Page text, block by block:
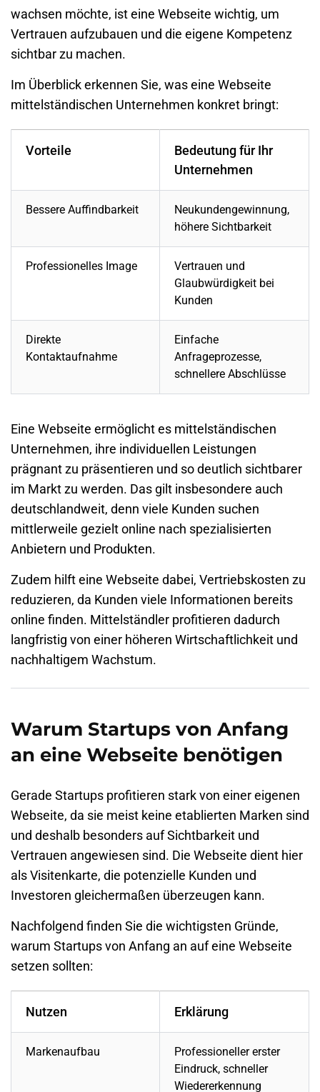
wachsen möchte, ist eine Webseite wichtig, um
Vertrauen aufzubauen und die eigene Kompetenz
sichtbar zu machen.
Im Überblick erkennen Sie, was eine Webseite
mittelständischen Unternehmen konkret bringt:
Vorteile
Bedeutung für Ihr
Unternehmen
Bessere Auffindbarkeit
Neukundengewinnung,
höhere Sichtbarkeit
Professionelles Image
Vertrauen und
Glaubwürdigkeit bei
Kunden
Direkte
Kontaktaufnahme
Einfache
Anfrageprozesse,
schnellere Abschlüsse
Eine Webseite ermöglicht es mittelständischen
Unternehmen, ihre individuellen Leistungen
prägnant zu präsentieren und so deutlich sichtbarer
im Markt zu werden. Das gilt insbesondere auch
deutschlandweit, denn viele Kunden suchen
mittlerweile gezielt online nach spezialisierten
Anbietern und Produkten.
Zudem hilft eine Webseite dabei, Vertriebskosten zu
reduzieren, da Kunden viele Informationen bereits
online finden. Mittelständler profitieren dadurch
langfristig von einer höheren Wirtschaftlichkeit und
nachhaltigem Wachstum.
Warum Startups von Anfang
an eine Webseite benötigen
Gerade Startups profitieren stark von einer eigenen
Webseite, da sie meist keine etablierten Marken sind
und deshalb besonders auf Sichtbarkeit und
Vertrauen angewiesen sind. Die Webseite dient hier
als Visitenkarte, die potenzielle Kunden und
Investoren gleichermaßen überzeugen kann.
Nachfolgend finden Sie die wichtigsten Gründe,
warum Startups von Anfang an auf eine Webseite
setzen sollten:
Nutzen Erklärung
Markenaufbau
Professioneller erster
Eindruck, schneller
Wiedererkennung